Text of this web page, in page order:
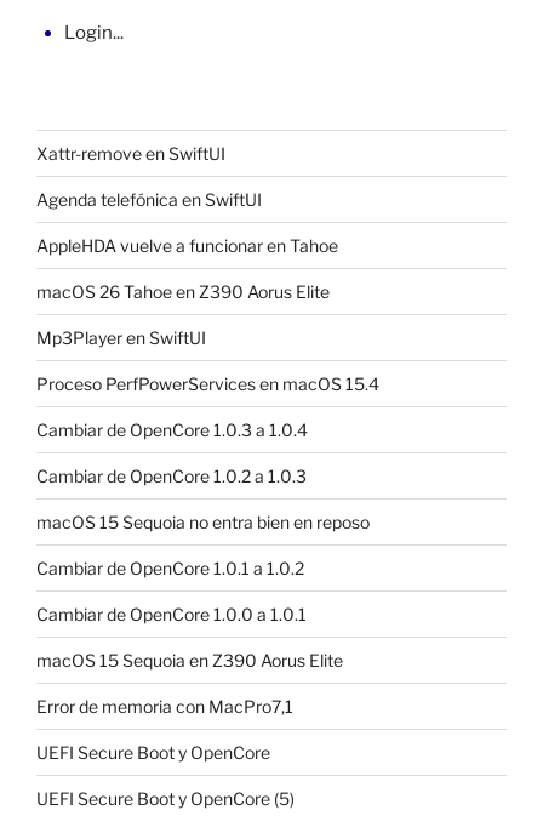
Login...
Xattr-remove en SwiftUI
Agenda telefónica en SwiftUI
AppleHDA vuelve a funcionar en Tahoe
macOS 26 Tahoe en Z390 Aorus Elite
Mp3Player en SwiftUI
Proceso PerfPowerServices en macOS 15.4
Cambiar de OpenCore 1.0.3 a 1.0.4
Cambiar de OpenCore 1.0.2 a 1.0.3
macOS 15 Sequoia no entra bien en reposo
Cambiar de OpenCore 1.0.1 a 1.0.2
Cambiar de OpenCore 1.0.0 a 1.0.1
macOS 15 Sequoia en Z390 Aorus Elite
Error de memoria con MacPro7,1
UEFI Secure Boot y OpenCore
UEFI Secure Boot y OpenCore (5)